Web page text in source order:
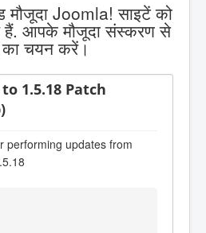
Joomla! साइटें को
आपके मौजूदा संस्करण से
चयन करें।
1.5.18 Patch
performing updates from